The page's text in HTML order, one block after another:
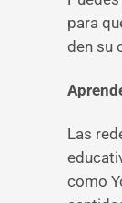
para
den su
Las
como